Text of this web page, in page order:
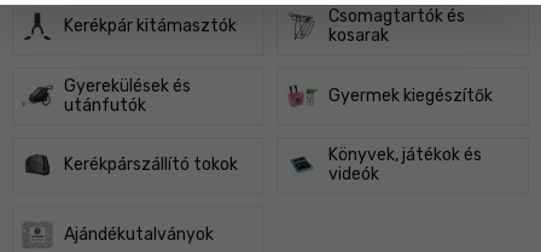
Kerékpár kitámasztók
Csomagtartók és
kosarak
Gyerekülések és
utánfutók
Gyermek kiegészítők
Kerékpárszállító tokok
Könyvek, játékok és
videók
Ajándékutalványok